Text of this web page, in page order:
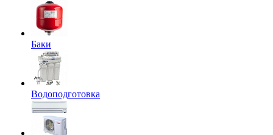
Баки
Водоподготовка